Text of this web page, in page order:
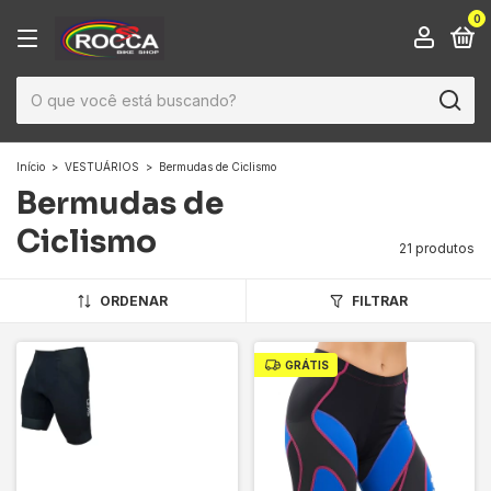
0
Início > VESTUÁRIOS > Bermudas de Ciclismo
Bermudas de
Ciclismo
21 produtos
ORDENAR FILTRAR
GRÁTIS